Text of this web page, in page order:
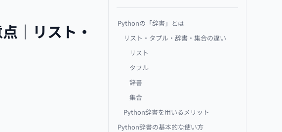
｜リスト・
Pythonの「辞書」とは
リスト・タプル・辞書・集合の違い
リスト
タプル
辞書
集合
Python辞書を用いるメリット
Python辞書の基本的な使い方